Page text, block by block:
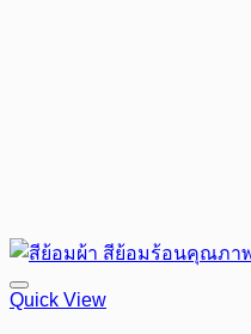
Quick View